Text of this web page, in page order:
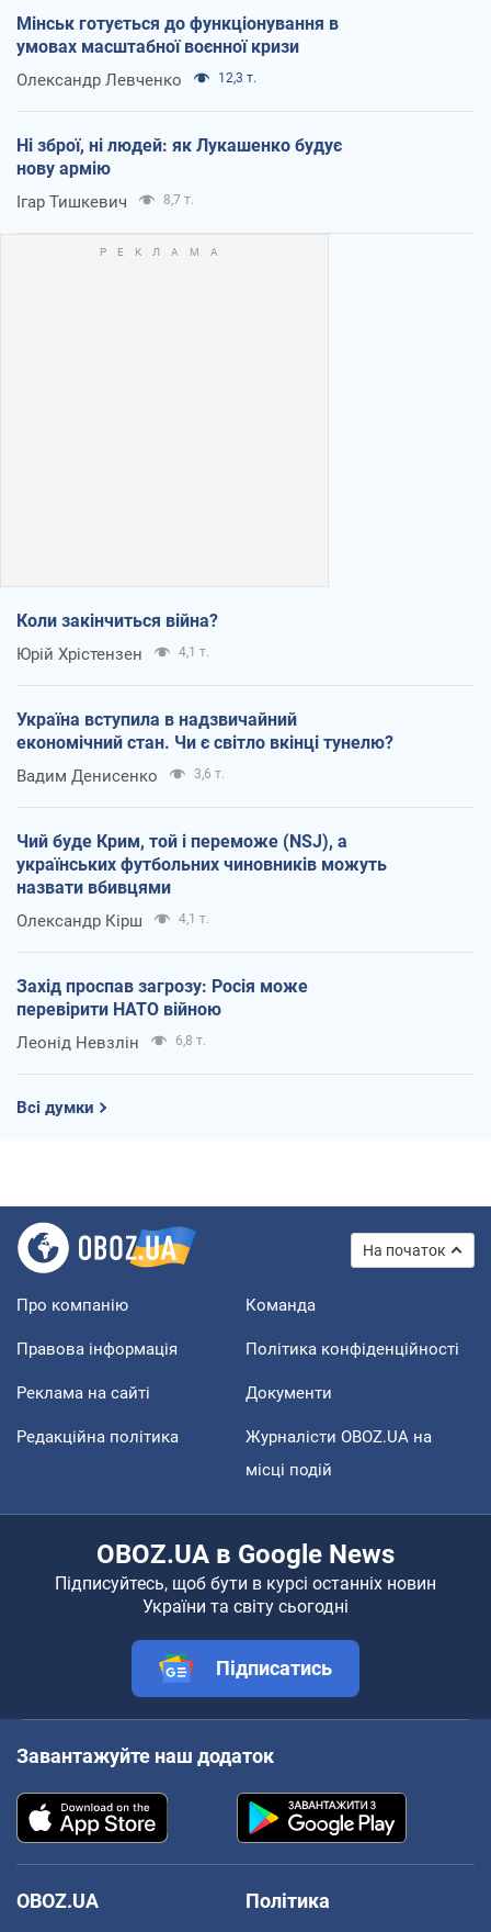
Мінськ готується до функціонування в
умовах масштабної воєнної кризи
Олександр Левченко 12,3 т.
Ні зброї, ні людей: як Лукашенко будує
нову армію
Ігар Тишкевич 8,7 т.
Коли закінчиться війна?
Юрій Хрістензен 4,1 т.
Україна вступила в надзвичайний
економічний стан. Чи є світло вкінці тунелю?
Вадим Денисенко 3,6 т.
Чий буде Крим, той і переможе (NSJ), а
українських футбольних чиновників можуть
назвати вбивцями
Олександр Кірш 4,1 т.
Захід проспав загрозу: Росія може
перевірити НАТО війною
Леонід Невзлін 6,8 т.
Всі думки
На початок
Про компанію Команда
Правова інформація Політика конфіденційності
Реклама на сайті Документи
Редакційна політика
Журналісти OBOZ.UA на
місці подій
OBOZ.UA в Google News
Підписуйтесь, щоб бути в курсі останніх новин
України та світу сьогодні
Підписатись
Завантажуйте наш додаток
OBOZ.UA
Політика